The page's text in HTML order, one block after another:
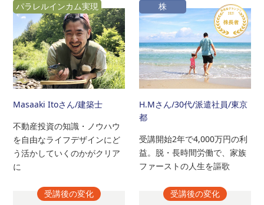
パラレルインカム実現
Masaaki Itoさん/建築士
不動産投資の知識・ノウハウ
を自由なライフデザインにど
う活かしていくのかがクリア
に
受講後の変化
株
H.Mさん/30代/派遣社員/東京
都
受講開始2年で4,000万円の利
益。脱・長時間労働で、家族
ファーストの人生を謳歌
受講後の変化